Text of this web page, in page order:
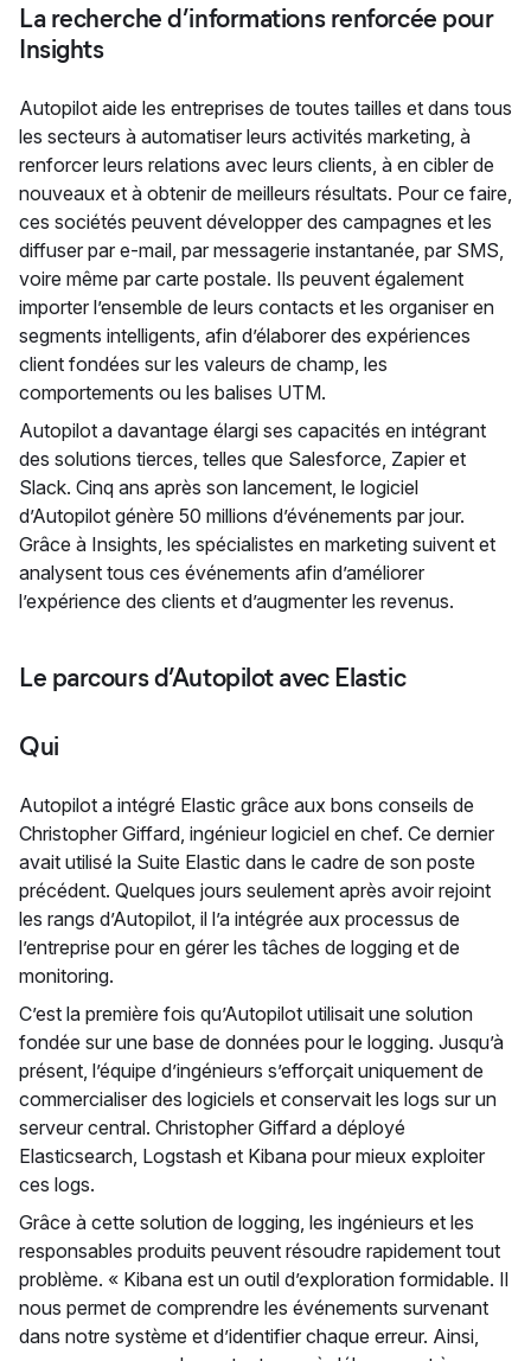
La recherche d’informations renforcée pour
Insights
Autopilot aide les entreprises de toutes tailles et dans tous
les secteurs à automatiser leurs activités marketing, à
renforcer leurs relations avec leurs clients, à en cibler de
nouveaux et à obtenir de meilleurs résultats. Pour ce faire,
ces sociétés peuvent développer des campagnes et les
diffuser par e-mail, par messagerie instantanée, par SMS,
voire même par carte postale. Ils peuvent également
importer l’ensemble de leurs contacts et les organiser en
segments intelligents, afin d’élaborer des expériences
client fondées sur les valeurs de champ, les
comportements ou les balises UTM.
Autopilot a davantage élargi ses capacités en intégrant
des solutions tierces, telles que Salesforce, Zapier et
Slack. Cinq ans après son lancement, le logiciel
d’Autopilot génère 50 millions d’événements par jour.
Grâce à Insights, les spécialistes en marketing suivent et
analysent tous ces événements afin d’améliorer
l’expérience des clients et d’augmenter les revenus.
Le parcours d’Autopilot avec Elastic
Qui
Autopilot a intégré Elastic grâce aux bons conseils de
Christopher Giffard, ingénieur logiciel en chef. Ce dernier
avait utilisé la Suite Elastic dans le cadre de son poste
précédent. Quelques jours seulement après avoir rejoint
les rangs d’Autopilot, il l’a intégrée aux processus de
l’entreprise pour en gérer les tâches de logging et de
monitoring.
C’est la première fois qu’Autopilot utilisait une solution
fondée sur une base de données pour le logging. Jusqu’à
présent, l’équipe d’ingénieurs s’efforçait uniquement de
commercialiser des logiciels et conservait les logs sur un
serveur central. Christopher Giffard a déployé
Elasticsearch, Logstash et Kibana pour mieux exploiter
ces logs.
Grâce à cette solution de logging, les ingénieurs et les
responsables produits peuvent résoudre rapidement tout
problème. « Kibana est un outil d’exploration formidable. Il
nous permet de comprendre les événements survenant
dans notre système et d’identifier chaque erreur. Ainsi,